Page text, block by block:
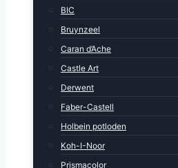
BIC
Bruynzeel
Caran d’Ache
Castle Art
Derwent
Faber-Castell
Holbein potloden
Koh-I-Noor
Prismacolor